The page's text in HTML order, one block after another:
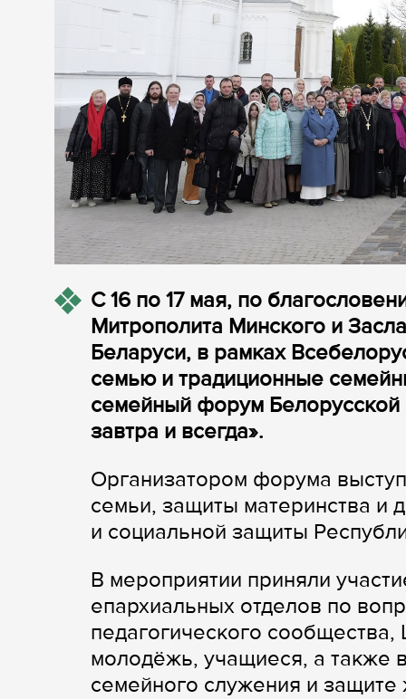
С 16 по 17 мая, по
Митрополита Минского и
Беларуси, в рамках
семью и традиционные
семейный форум
завтра и всегда».
Организатором форума
семьи, защиты материнства и
и социальной защиты
В мероприятии приняли
епархиальных отделов по
педагогического
молодёжь, учащиеся, а также
семейного служения и защите